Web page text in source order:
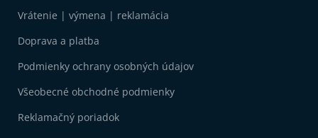
u
Vrátenie | výmena | reklamácia
Doprava a platba
Podmienky ochrany osobných údajov
Všeobecné obchodné podmienky
Reklamačný poriadok